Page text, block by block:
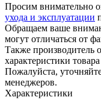
Просим внимательно
ухода и эксплуатации
Обращаем ваше
могут отличаться от
Также производитель
характеристики
Пожалуйста,
менеджеров.
Характеристики